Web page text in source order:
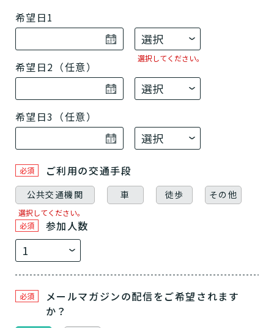
希望日1
選択してください。
希望日2（任意）
希望日3（任意）
必須 ご利用の交通手段
公共交通機関 車 徒歩 その他
選択してください。
必須
参加人数
必須
メールマガジンの配信をご希望されます
か？